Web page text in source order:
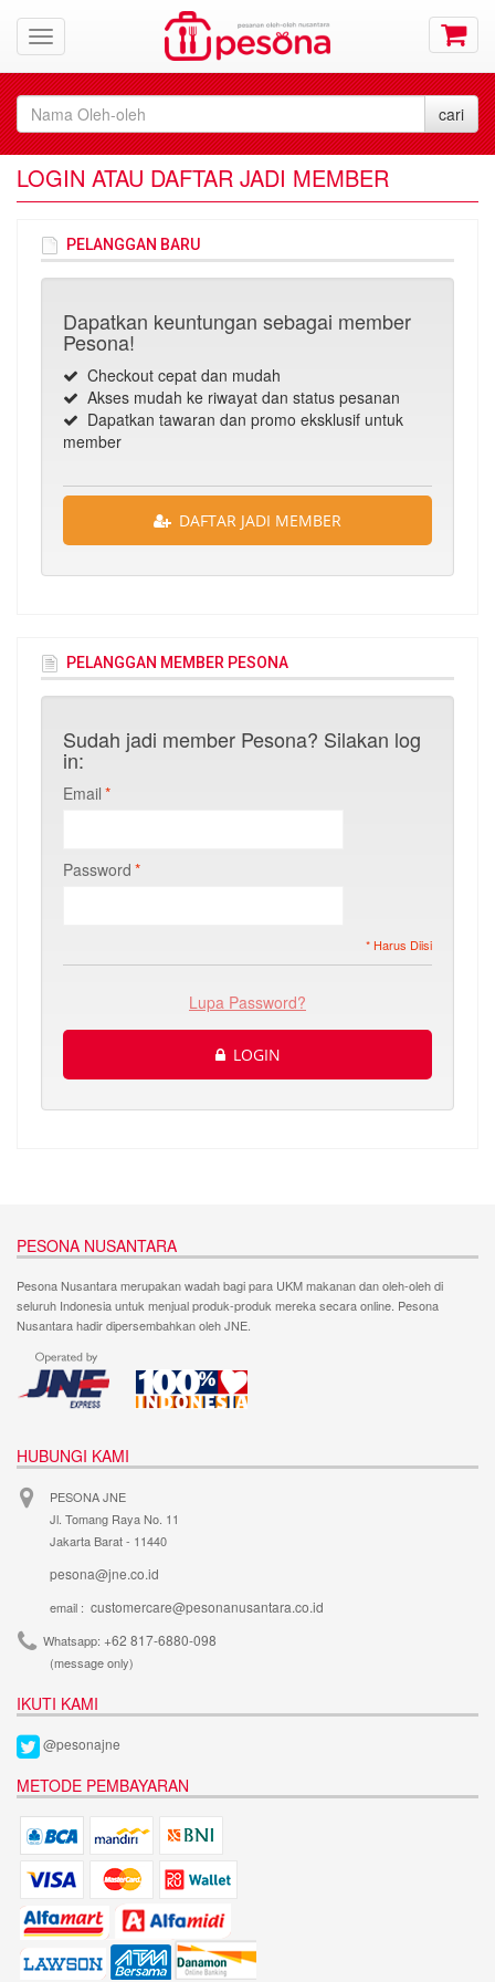
LOGIN ATAU DAFTAR JADI MEMBER
PELANGGAN BARU
Dapatkan keuntungan sebagai member
Pesona!
Checkout cepat dan mudah
Akses mudah ke riwayat dan status pesanan
Dapatkan tawaran dan promo eksklusif untuk
member
DAFTAR JADI MEMBER
PELANGGAN MEMBER PESONA
Sudah jadi member Pesona? Silakan log
in:
*
Email
*
Password
* Harus Diisi
Lupa Password?
LOGIN
PESONA NUSANTARA
Pesona Nusantara merupakan wadah bagi para UKM makanan dan oleh-oleh di
seluruh Indonesia untuk menjual produk-produk mereka secara online. Pesona
Nusantara hadir dipersembahkan oleh JNE.
HUBUNGI KAMI
PESONA JNE
Jl. Tomang Raya No. 11
Jakarta Barat - 11440
pesona@jne.co.id
email : customercare@pesonanusantara.co.id
Whatsapp: +62 817-6880-098
(message only)
IKUTI KAMI
@pesonajne
METODE PEMBAYARAN